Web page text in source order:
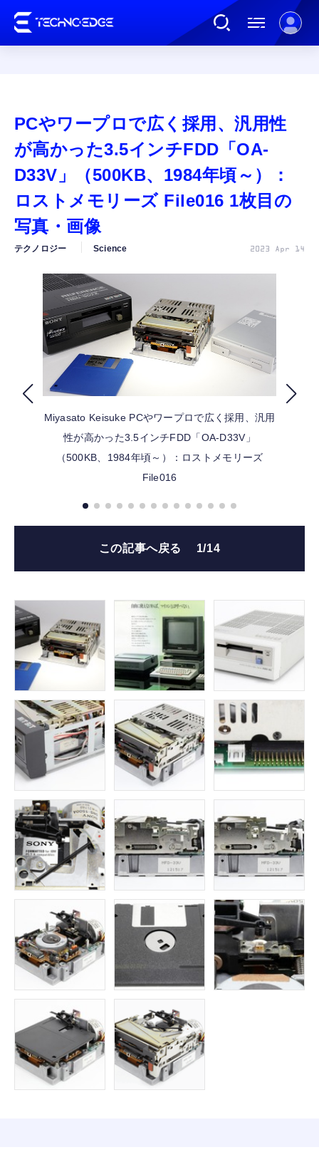
AI
ガジェット
カルチャー
公式ストア
FOLLOW US
PCやワープロで広く採用、汎用性
が高かった3.5インチFDD「OA-
D33V」（500KB、1984年頃～）：
ロストメモリーズ File016 1枚目の
写真・画像
テクノロジー Science 2023 Apr 14
Miyasato Keisuke PCやワープロで広く採用、汎用
性が高かった3.5インチFDD「OA-D33V」
（500KB、1984年頃～）：ロストメモリーズ
File016
この記事へ戻る 1/14